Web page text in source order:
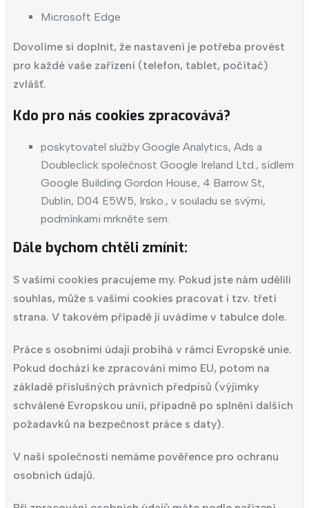
Microsoft Edge
Dovolíme si doplnit, že nastavení je potřeba provést
pro každé vaše zařízení (telefon, tablet, počítač)
zvlášť.
Kdo pro nás cookies zpracovává?
poskytovatel služby Google Analytics, Ads a
Doubleclick společnost Google Ireland Ltd., sídlem
Google Building Gordon House, 4 Barrow St,
Dublin, D04 E5W5, Irsko., v souladu se svými,
podmínkami mrkněte sem.
Dále bychom chtěli zmínit:
S vašimi cookies pracujeme my. Pokud jste nám udělili
souhlas, může s vašimi cookies pracovat i tzv. třetí
strana. V takovém případě ji uvádíme v tabulce dole.
Práce s osobními údaji probíhá v rámci Evropské unie.
Pokud dochází ke zpracování mimo EU, potom na
základě příslušných právních předpisů (výjimky
schválené Evropskou unií, případně po splnění dalších
požadavků na bezpečnost práce s daty).
V naší společnosti nemáme pověřence pro ochranu
osobních údajů.